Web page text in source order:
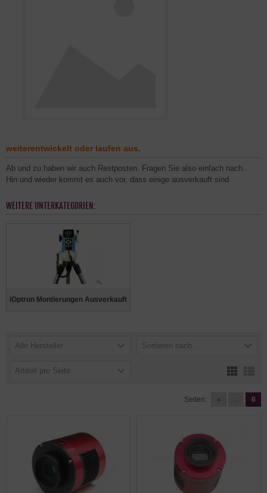
weiterentwickelt oder laufen aus.
Ab und zu haben wir auch Restposten. Fragen Sie also einfach nach.
Hin und wieder kommt es auch vor, dass einige ausverkauft sind
WEITERE UNTERKATEGORIEN:
iOptron Montierungen Ausverkauft
Alle Hersteller Sortieren nach ...
Artikel pro Seite
Seiten: « 6